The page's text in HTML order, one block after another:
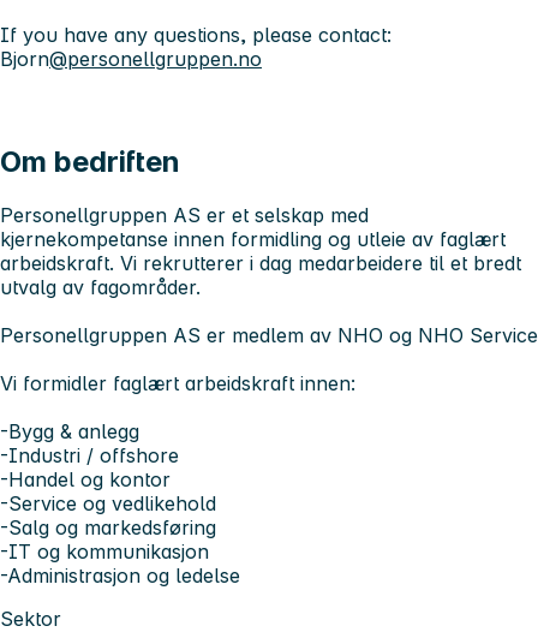
If you have any questions, please contact:
Bjorn@personellgruppen.no
Om bedriften
Personellgruppen AS er et selskap med
kjernekompetanse innen formidling og utleie av faglært
arbeidskraft. Vi rekrutterer i dag medarbeidere til et bredt
utvalg av fagområder.
Personellgruppen AS er medlem av NHO og NHO Service
Vi formidler faglært arbeidskraft innen:
-Bygg & anlegg
-Industri / offshore
-Handel og kontor
-Service og vedlikehold
-Salg og markedsføring
-IT og kommunikasjon
-Administrasjon og ledelse
Sektor